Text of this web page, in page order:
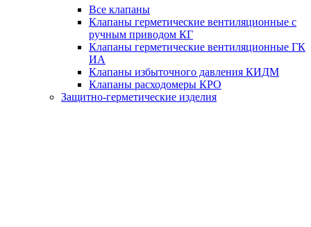
Все клапаны
Клапаны герметические вентиляционные с
ручным приводом КГ
Клапаны герметические вентиляционные ГК
ИА
Клапаны избыточного давления КИДМ
Клапаны расходомеры КРО
Защитно-герметические изделия